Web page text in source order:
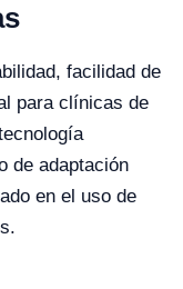
facilidad de
para clínicas de
de adaptación
en el uso de